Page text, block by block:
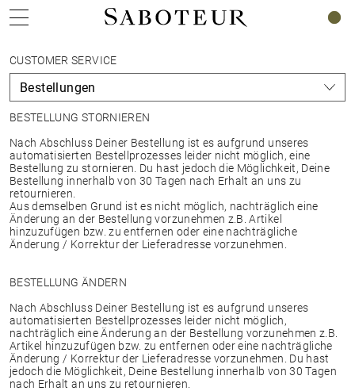
CUSTOMER SERVICE
BESTELLUNG STORNIEREN
Nach Abschluss Deiner Bestellung ist es aufgrund unseres
automatisierten Bestellprozesses leider nicht möglich, eine
Bestellung zu stornieren. Du hast jedoch die Möglichkeit, Deine
Bestellung innerhalb von 30 Tagen nach Erhalt an uns zu
retournieren.
Aus demselben Grund ist es nicht möglich, nachträglich eine
Änderung an der Bestellung vorzunehmen z.B. Artikel
hinzuzufügen bzw. zu entfernen oder eine nachträgliche
Änderung / Korrektur der Lieferadresse vorzunehmen.
BESTELLUNG ÄNDERN
Nach Abschluss Deiner Bestellung ist es aufgrund unseres
automatisierten Bestellprozesses leider nicht möglich,
nachträglich eine Änderung an der Bestellung vorzunehmen z.B.
Artikel hinzuzufügen bzw. zu entfernen oder eine nachträgliche
Änderung / Korrektur der Lieferadresse vorzunehmen. Du hast
jedoch die Möglichkeit, Deine Bestellung innerhalb von 30 Tagen
nach Erhalt an uns zu retournieren.